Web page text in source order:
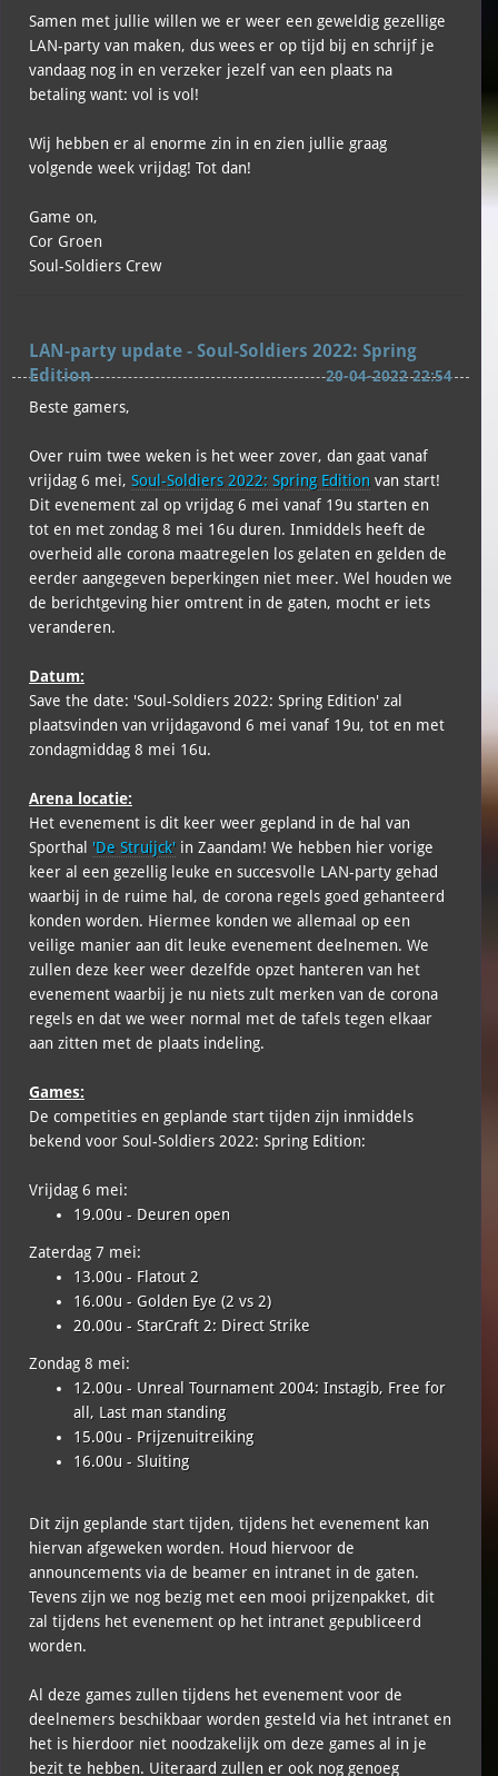
Samen met jullie willen we er weer een geweldig gezellige
LAN-party van maken, dus wees er op tijd bij en schrijf je
vandaag nog in en verzeker jezelf van een plaats na
betaling want: vol is vol!
Wij hebben er al enorme zin in en zien jullie graag
volgende week vrijdag! Tot dan!
Game on,
Cor Groen
Soul-Soldiers Crew
LAN-party update - Soul-Soldiers 2022: Spring
Edition
20-04-2022 22:54
Beste gamers,
Over ruim twee weken is het weer zover, dan gaat vanaf
vrijdag 6 mei, Soul-Soldiers 2022: Spring Edition van start!
Dit evenement zal op vrijdag 6 mei vanaf 19u starten en
tot en met zondag 8 mei 16u duren. Inmiddels heeft de
overheid alle corona maatregelen los gelaten en gelden de
eerder aangegeven beperkingen niet meer. Wel houden we
de berichtgeving hier omtrent in de gaten, mocht er iets
veranderen.
Datum:
Save the date: 'Soul-Soldiers 2022: Spring Edition' zal
plaatsvinden van vrijdagavond 6 mei vanaf 19u, tot en met
zondagmiddag 8 mei 16u.
Arena locatie:
Het evenement is dit keer weer gepland in de hal van
Sporthal 'De Struijck' in Zaandam! We hebben hier vorige
keer al een gezellig leuke en succesvolle LAN-party gehad
waarbij in de ruime hal, de corona regels goed gehanteerd
konden worden. Hiermee konden we allemaal op een
veilige manier aan dit leuke evenement deelnemen. We
zullen deze keer weer dezelfde opzet hanteren van het
evenement waarbij je nu niets zult merken van de corona
regels en dat we weer normal met de tafels tegen elkaar
aan zitten met de plaats indeling.
Games:
De competities en geplande start tijden zijn inmiddels
bekend voor Soul-Soldiers 2022: Spring Edition:
Vrijdag 6 mei:
19.00u - Deuren open
Zaterdag 7 mei:
13.00u - Flatout 2
16.00u - Golden Eye (2 vs 2)
20.00u - StarCraft 2: Direct Strike
Zondag 8 mei:
12.00u - Unreal Tournament 2004: Instagib, Free for
all, Last man standing
15.00u - Prijzenuitreiking
16.00u - Sluiting
Dit zijn geplande start tijden, tijdens het evenement kan
hiervan afgeweken worden. Houd hiervoor de
announcements via de beamer en intranet in de gaten.
Tevens zijn we nog bezig met een mooi prijzenpakket, dit
zal tijdens het evenement op het intranet gepubliceerd
worden.
Al deze games zullen tijdens het evenement voor de
deelnemers beschikbaar worden gesteld via het intranet en
het is hierdoor niet noodzakelijk om deze games al in je
bezit te hebben. Uiteraard zullen er ook nog genoeg